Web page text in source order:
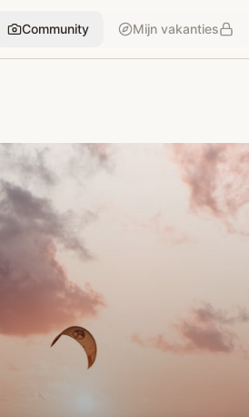
Community Mijn vakanties